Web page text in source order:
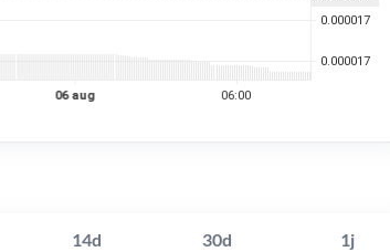
14d 30d
1j